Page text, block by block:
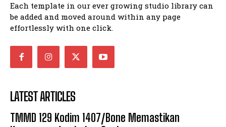
Each template in our ever growing studio library can
be added and moved around within any page
effortlessly with one click.
LATEST ARTICLES
TMMD 129 Kodim 1407/Bone Memastikan